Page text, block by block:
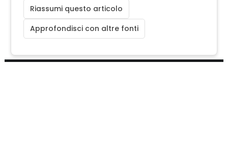
Riassumi questo articolo
Approfondisci con altre fonti